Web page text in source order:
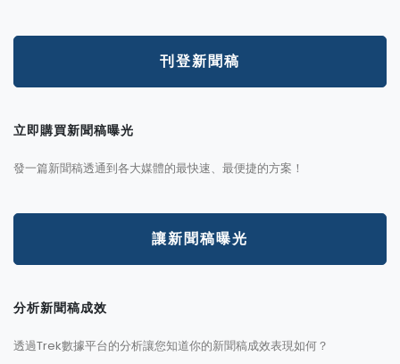
刊登新聞稿
立即購買新聞稿曝光
發一篇新聞稿透通到各大媒體的最快速、最便捷的方案！
讓新聞稿曝光
分析新聞稿成效
透過Trek數據平台的分析讓您知道你的新聞稿成效表現如何？